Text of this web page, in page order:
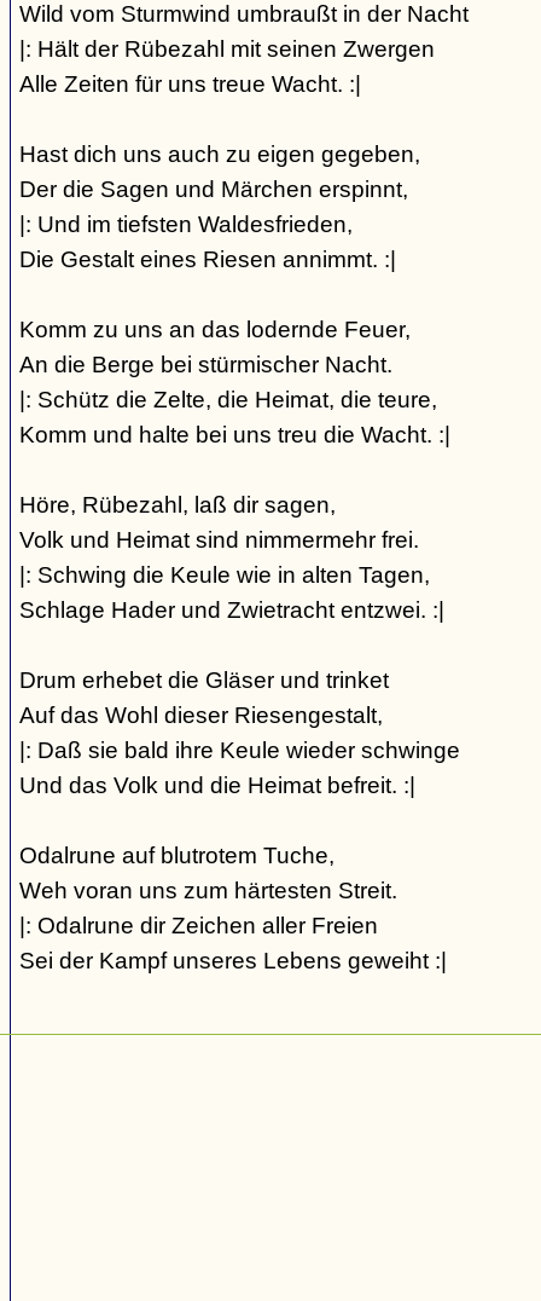
Wild vom Sturmwind umbraußt in der Nacht
|: Hält der Rübezahl mit seinen Zwergen
Alle Zeiten für uns treue Wacht. :|
Hast dich uns auch zu eigen gegeben,
Der die Sagen und Märchen erspinnt,
|: Und im tiefsten Waldesfrieden,
Die Gestalt eines Riesen annimmt. :|
Komm zu uns an das lodernde Feuer,
An die Berge bei stürmischer Nacht.
|: Schütz die Zelte, die Heimat, die teure,
Komm und halte bei uns treu die Wacht. :|
Höre, Rübezahl, laß dir sagen,
Volk und Heimat sind nimmermehr frei.
|: Schwing die Keule wie in alten Tagen,
Schlage Hader und Zwietracht entzwei. :|
Drum erhebet die Gläser und trinket
Auf das Wohl dieser Riesengestalt,
|: Daß sie bald ihre Keule wieder schwinge
Und das Volk und die Heimat befreit. :|
Odalrune auf blutrotem Tuche,
Weh voran uns zum härtesten Streit.
|: Odalrune dir Zeichen aller Freien
Sei der Kampf unseres Lebens geweiht :|